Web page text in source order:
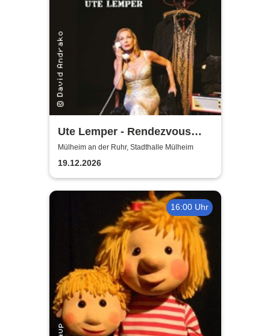
Ute Lemper - Rendezvous
with Marlene
Mülheim an der Ruhr, Stadthalle Mülheim
19.12.2026
16:00 Uhr